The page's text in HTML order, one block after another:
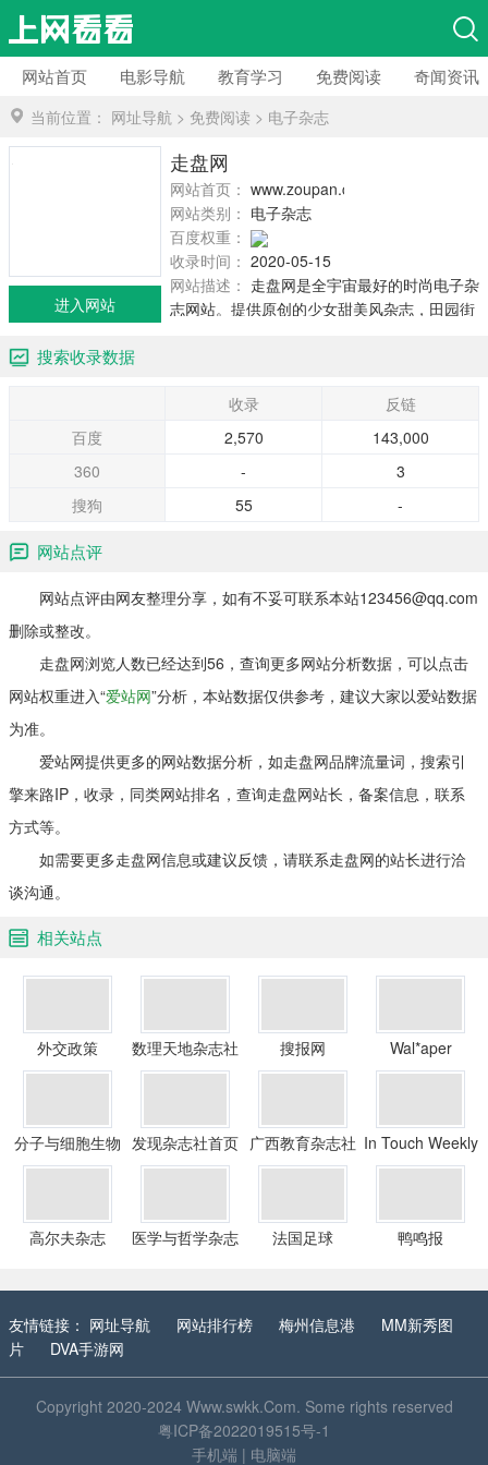
网站首页 电影导航 教育学习 免费阅读 奇闻资讯
当前位置： 网址导航 > 免费阅读 > 电子杂志
走盘网
网站首页： www.zoupan.com
网站类别： 电子杂志
百度权重：
收录时间： 2020-05-15
网站描述： 走盘网是全宇宙最好的时尚电子杂
志网站。提供原创的少女甜美风杂志，田园街
进入网站
搜索收录数据
收录
反链
百度
2,570
143,000
360
-
3
搜狗
55 -
网站点评
网站点评由网友整理分享，如有不妥可联系本站123456@qq.com
删除或整改。
走盘网浏览人数已经达到56，查询更多网站分析数据，可以点击
网站权重进入“爱站网”分析，本站数据仅供参考，建议大家以爱站数据
为准。
爱站网提供更多的网站数据分析，如走盘网品牌流量词，搜索引
擎来路IP，收录，同类网站排名，查询走盘网站长，备案信息，联系
方式等。
如需要更多走盘网信息或建议反馈，请联系走盘网的站长进行洽
谈沟通。
相关站点
外交政策 数理天地杂志社 搜报网 Wal*aper
分子与细胞生物
学期刊
发现杂志社首页 广西教育杂志社 In Touch Weekly
高尔夫杂志
医学与哲学杂志
法国足球 鸭鸣报
友情链接： 网址导航 网站排行榜 梅州信息港
MM新秀图
片
DVA手游网
Copyright 2020-2024 Www.swkk.Com. Some rights reserved
粤ICP备2022019515号-1
手机端 | 电脑端